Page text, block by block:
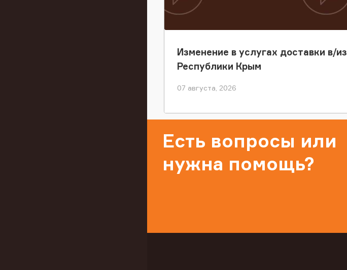
Изменение в услугах доставки в/из
Республики Крым
07 августа, 2026
Есть вопросы или
нужна помощь?